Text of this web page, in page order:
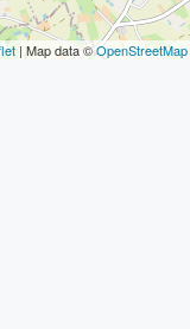
| Map data ©OpenStreetMap